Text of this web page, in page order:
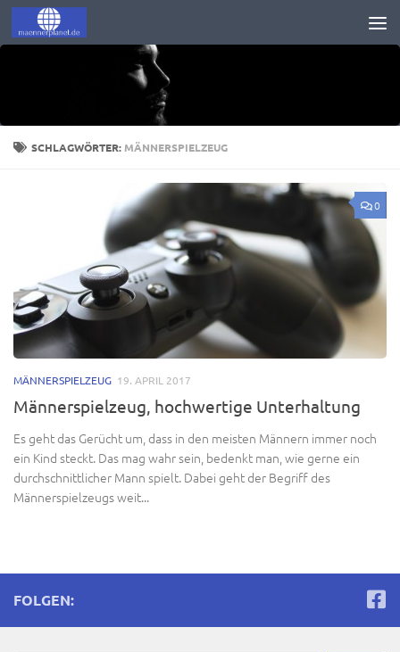
Zum Inhalt springen
SCHLAGWÖRTER: MÄNNERSPIELZEUG
0
MÄNNERSPIELZEUG 19. APRIL 2017
Männerspielzeug, hochwertige Unterhaltung
Es geht das Gerücht um, dass in den meisten Männern immer noch
ein Kind steckt. Das mag wahr sein, bedenkt man, wie gerne ein
durchschnittlicher Mann spielt. Dabei geht der Begriff des
Männerspielzeugs weit...
FOLGEN: